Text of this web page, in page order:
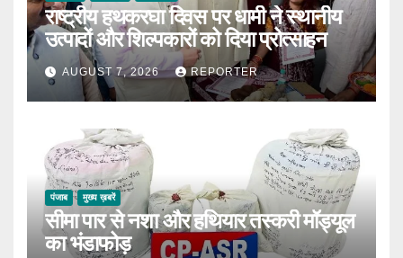
राष्ट्रीय हथकरघा दिवस पर धामी ने स्थानीय
उत्पादों और शिल्पकारों को दिया प्रोत्साहन
AUGUST 7, 2026 REPORTER
पंजाब मुख्य ख़बरें
सीमा पार से नशा और हथियार तस्करी मॉड्यूल
का भंडाफोड़